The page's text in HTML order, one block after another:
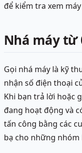
để kiểm tra xem
Nhá máy từ
Gọi nhá máy là kỹ
nhận số điện thoại
Khi bạn trả lời hoặc
đang hoạt động và
tấn công bằng các
bạ cho những nhóm